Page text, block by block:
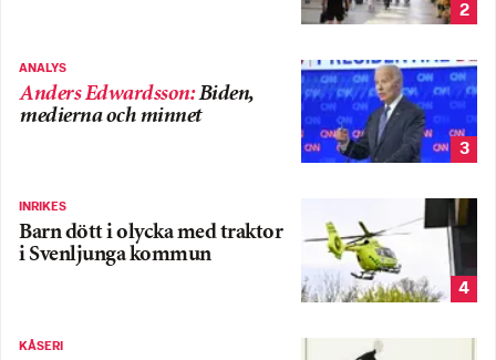
2
ANALYS
Anders Edwardsson:Biden,
medierna och minnet
3
INRIKES
Barn dött i olycka med traktor
i Svenljunga kommun
4
KÅSERI